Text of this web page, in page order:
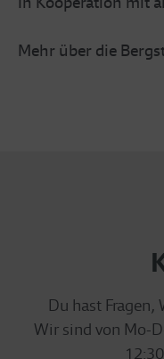
Mehr über die
Du hast Fragen,
Wir sind von Mo-